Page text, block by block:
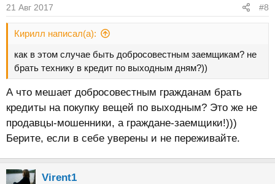
21 Авг 2017 #8
Кирилл написал(а):
как в этом случае быть добросовестным заемщикам? не
брать технику в кредит по выходным дням?))
А что мешает добросовестным гражданам брать
кредиты на покупку вещей по выходным? Это же не
продавцы-мошенники, а граждане-заемщики!)))
Берите, если в себе уверены и не переживайте.
Virent1